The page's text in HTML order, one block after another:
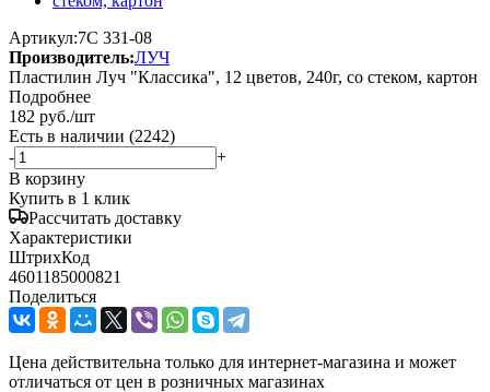
Артикул:7С 331-08
Производитель:ЛУЧ
Пластилин Луч "Классика", 12 цветов, 240г, cо стеком, картон
Подробнее
182 руб./шт
Есть в наличии (2242)
-
+
В корзину
Купить в 1 клик
Рассчитать доставку
Характеристики
ШтрихКод
4601185000821
Поделиться
Цена действительна только для интернет-магазина и может
отличаться от цен в розничных магазинах